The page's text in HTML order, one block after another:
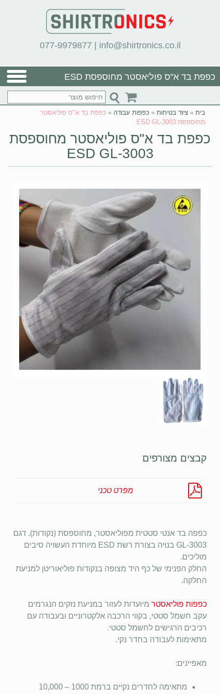
077-9979877 | info@shirtronics.co.il
כפפת בד א"ס פוליאסטר מחוספסת ESD
בית » ציוד בטיחות » כפפות עבודה » כפפת בד א"ס פוליאסטר
מחוספסת ESD GL-3003
כפפת בד א"ס פוליאסטר מחוספסת
ESD GL-3003
קבצים מצורפים
מפרט טכני
כפפה בד אנטי סטטית מפוליאסטר, מחוספסת (נקודות). דגם
GL-3003 בנויה בצורת רשת ESD מיוחדת העשויה סיבים
מוליכים.
החלק הפנימי של כף היד מצופה בנקודות פוליאוריטן למניעת
החלקה.
כפפות פוליאסטר מיועדות לעזור במניעת נזקים הנגרמים
עקב חשמל סטטי, בקווי הרכבה אלקטרוניים ובעבודה עם
רכיבים הרגישים לחשמל סטטי.
מתאימות לעבודה בחדר נקי.
מאפיינים:
מתאימה לחדרים נקיים ברמת 1000 – 10,000